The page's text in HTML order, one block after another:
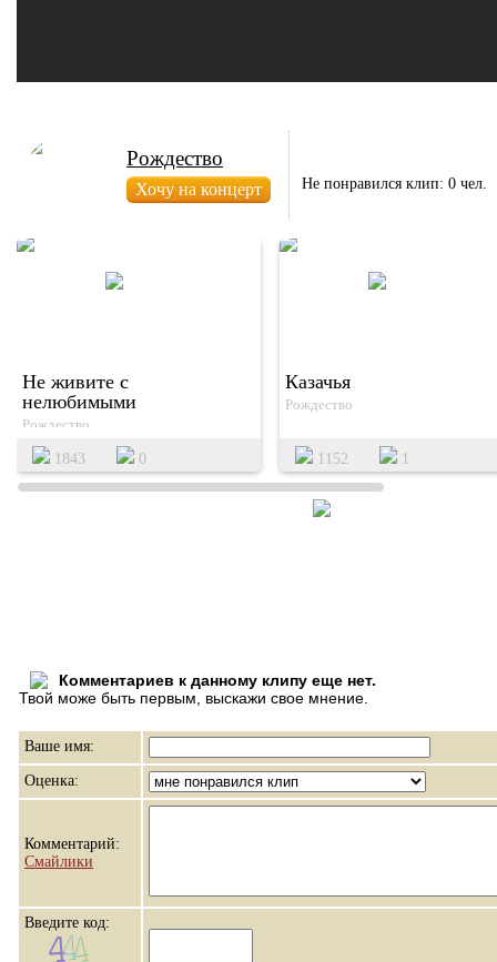
Рождество
Не понравился клип: 0 чел.
Не живите с
нелюбимыми
Рождество
1843 0
Казачья
Рождество
1152 1
Комментариев к данному клипу еще нет.
Твой може быть первым, выскажи свое мнение.
Ваше имя:
Оценка:
Комментарий:
Смайлики
Введите код: